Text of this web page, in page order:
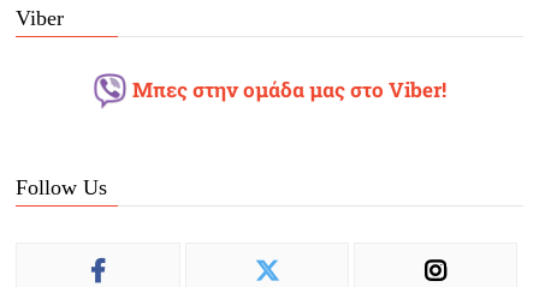
Viber
Μπες στην ομάδα μας στο Viber!
Follow Us